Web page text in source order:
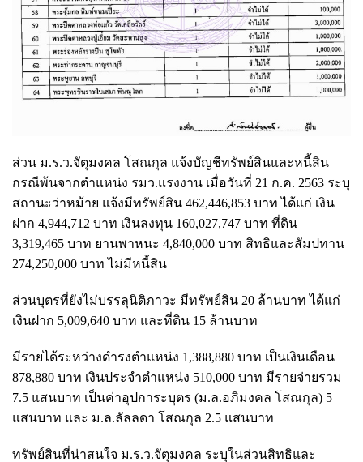
ส่วน ม.ร.ว.จัตุมงคล โสณกุล แจ้งบัญชีทรัพย์สินและหนี้สิน
กรณีพ้นจากตำแหน่ง รมว.แรงงาน เมื่อวันที่ 21 ก.ค. 2563 ระบุ
สถานะว่าหม้าย แจ้งมีทรัพย์สิน 462,446,853 บาท ได้แก่ เงิน
ฝาก 4,944,712 บาท เงินลงทุน 160,027,747 บาท ที่ดิน
3,319,465 บาท ยานพาหนะ 4,840,000 บาท สิทธิและสัมปทาน
274,250,000 บาท ไม่มีหนี้สิน
ส่วนบุตรที่ยังไม่บรรลุนิติภาวะ มีทรัพย์สิน 20 ล้านบาท ได้แก่
เงินฝาก 5,009,640 บาท และที่ดิน 15 ล้านบาท
มีรายได้ระหว่างดำรงตำแหน่ง 1,388,880 บาท เป็นเงินเดือน
878,880 บาท เงินประจำตำแหน่ง 510,000 บาท มีรายจ่ายรวม
7.5 แสนบาท เป็นค่าอุปการะบุตร (ม.ล.อภิมงคล โสณกุล) 5
แสนบาท และ ม.ล.ลัลลดา โสณกุล 2.5 แสนบาท
ทรัพย์สินที่น่าสนใจ ม.ร.ว.จัตุมงคล ระบุในส่วนสิทธิและ